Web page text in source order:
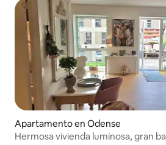
Apartamento en Odense
Hermosa vivienda luminosa, gran